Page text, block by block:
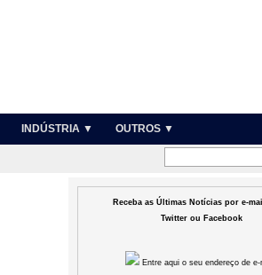
INDÚSTRIA ▼ OUTROS ▼
Receba as Últimas Notícias por e-
Twitter ou Facebook
Entre aqui o seu endereço de e-